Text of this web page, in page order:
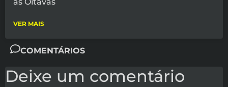
VER MAIS
COMENTÁRIOS
Deixe um comentário